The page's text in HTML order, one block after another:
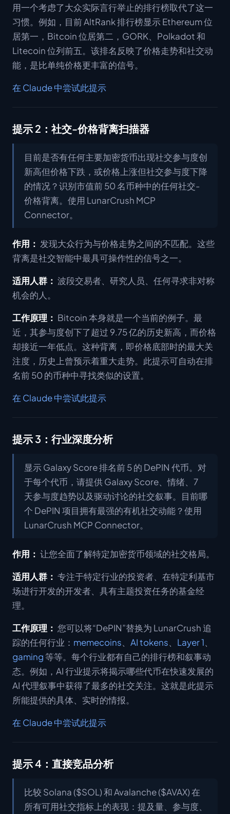
用一个考虑了大众实际言行举止的排行榜取代了这一
习惯。例如，目前 AltRank 排行榜显示 Ethereum 位
居第一，Bitcoin 位居第二，GORK、Polkadot 和
Litecoin 位列前五。该排名反映了价格走势和社交动
能，是比单纯价格更丰富的信号。
在 Claude 中尝试此提示
提示 2：社交-价格背离扫描器
目前是否有任何主要加密货币出现社交参与度创
新高但价格下跌，或价格上涨但社交参与度下降
的情况？识别市值前 50 名币种中的任何社交-
价格背离。使用 LunarCrush MCP
Connector。
作用： 发现大众行为与价格走势之间的不匹配。这些
背离是社交智能中最具可操作性的信号之一。
适用人群： 波段交易者、研究人员、任何寻求非对称
机会的人。
工作原理： Bitcoin 本身就是一个当前的例子。最
近，其参与度创下了超过 9.75 亿的历史新高，而价格
却接近一年低点。这种背离，即价格底部时的最大关
注度，历史上曾预示着重大走势。此提示可自动在排
名前 50 的币种中寻找类似的设置。
在 Claude 中尝试此提示
提示 3：行业深度分析
显示 Galaxy Score 排名前 5 的 DePIN 代币。对
于每个代币，请提供 Galaxy Score、情绪、7
天参与度趋势以及驱动讨论的社交叙事。目前哪
个 DePIN 项目拥有最强的有机社交动能？使用
LunarCrush MCP Connector。
作用： 让您全面了解特定加密货币领域的社交格局。
适用人群： 专注于特定行业的投资者、在特定利基市
场进行开发的开发者、具有主题投资任务的基金经
理。
工作原理： 您可以将“DePIN”替换为 LunarCrush 追
踪的任何行业： memecoins AI tokens Layer 1
gaming等等。每个行业都有自己的排行榜和叙事动
态。例如，AI 行业提示将揭示哪些代币在快速发展的
AI 代理叙事中获得了最多的社交关注。这就是此提示
所能提供的具体、实时的情报。
在 Claude 中尝试此提示
提示 4：直接竞品分析
比较 Solana ($SOL) 和 Avalanche ($AVAX) 在
所有可用社交指标上的表现：提及量、参与度、